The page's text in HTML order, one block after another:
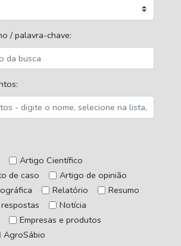
/ palavra-chave:
Artigo Científico
de caso
Artigo de opinião
Relatório
Resumo
Notícia
Empresas e produtos
AgroSábio